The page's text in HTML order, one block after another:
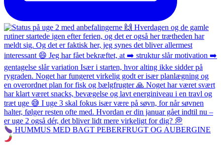
HUMMUS MED BAGT PEBERFRUGT OG AUBERGINE